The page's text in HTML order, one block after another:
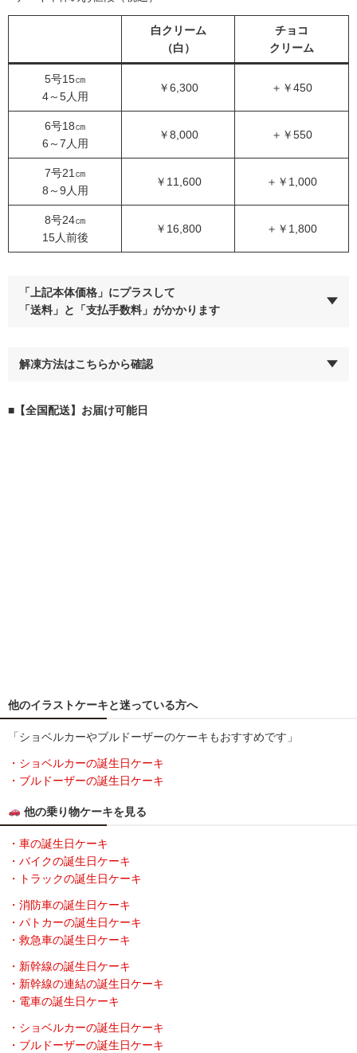
白クリーム
（白）
チョコ
クリーム
5号15㎝
4～5人用
￥6,300 ＋￥450
6号18㎝
6～7人用
￥8,000 ＋￥550
7号21㎝
8～9人用
￥11,600 ＋￥1,000
8号24㎝
15人前後
￥16,800 ＋￥1,800
「上記本体価格」にプラスして
「送料」と「支払手数料」がかかります
解凍方法はこちらから確認
■【全国配送】お届け可能日
他のイラストケーキと迷っている方へ
「ショベルカーやブルドーザーのケーキもおすすめです」
・ショベルカーの誕生日ケーキ
・ブルドーザーの誕生日ケーキ
他の乗り物ケーキを見る
・車の誕生日ケーキ
・バイクの誕生日ケーキ
・トラックの誕生日ケーキ
・消防車の誕生日ケーキ
・パトカーの誕生日ケーキ
・救急車の誕生日ケーキ
・新幹線の誕生日ケーキ
・新幹線の連結の誕生日ケーキ
・電車の誕生日ケーキ
・ショベルカーの誕生日ケーキ
・ブルドーザーの誕生日ケーキ